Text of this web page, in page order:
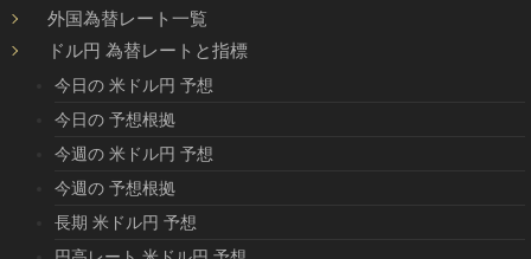
外国為替レート一覧
ドル円 為替レートと指標
今日の 米ドル円 予想
今日の 予想根拠
今週の 米ドル円 予想
今週の 予想根拠
長期 米ドル円 予想